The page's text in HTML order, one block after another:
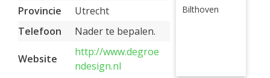
Provincie
Utrecht
Telefoon
Nader te bepalen.
Website
http://www.degroe
ndesign.nl
Bilthoven